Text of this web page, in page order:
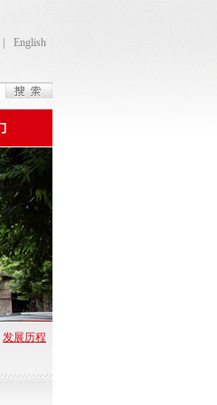
English
发展历程